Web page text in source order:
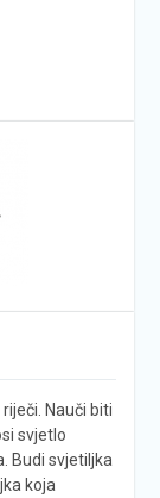
Nauči biti
svjetlo
Budi svjetiljka
koja